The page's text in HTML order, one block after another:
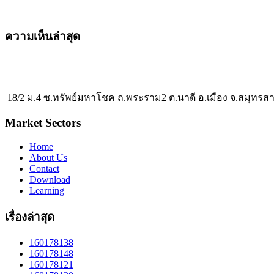
ความเห็นล่าสุด
18/2 ม.4 ซ.ทรัพย์มหาโชค ถ.พระราม2 ต.นาดี อ.เมือง จ.สมุทรส
Market Sectors
Home
About Us
Contact
Download
Learning
เรื่องล่าสุด
160178138
160178148
160178121